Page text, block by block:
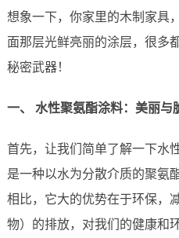
想象一下，你家里的木制家具
面那层光鲜亮丽的涂层，很多
秘密武器！
一、 水性聚氨酯涂料：美丽与
首先，让我们简单了解一下水
是一种以水为分散介质的聚氨
相比，它大的优势在于环保，
物）的排放，对我们的健康和